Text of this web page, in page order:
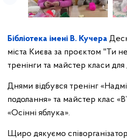
Бібліотека імені В. Кучера
міста Києва за проєктом "Ти
тренінги та майстер класи
Днями відбувся тренінг
подолання» та майстер клас
«Осінні яблука».
Щиро дякуємо